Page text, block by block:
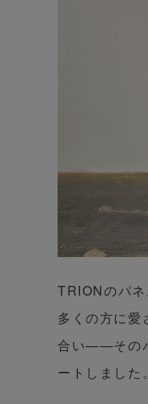
TRIONのパ
多くの方に愛
合い——その
ートしました。